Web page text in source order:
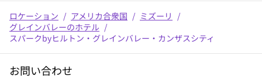
ロケーション / アメリカ合衆国 / ミズーリ /
グレインバレーのホテル /
スパークbyヒルトン・グレインバレー・カンザスシティ
お問い合わせ